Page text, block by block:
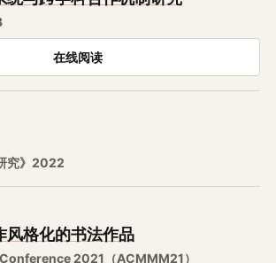
在线阅读
究》2022
风格化的书法作品
2021（ACMMM21）